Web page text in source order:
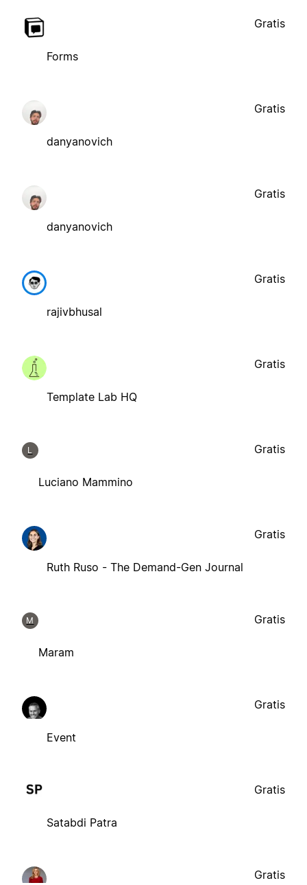
Forms
Gratis
danyanovich
Gratis
danyanovich
Gratis
rajivbhusal
Gratis
Template Lab HQ
Gratis
L
Luciano Mammino
Gratis
Ruth Ruso - The Demand-Gen Journal
Gratis
M
Maram
Gratis
Event
Gratis
Satabdi Patra
Gratis
Gratis